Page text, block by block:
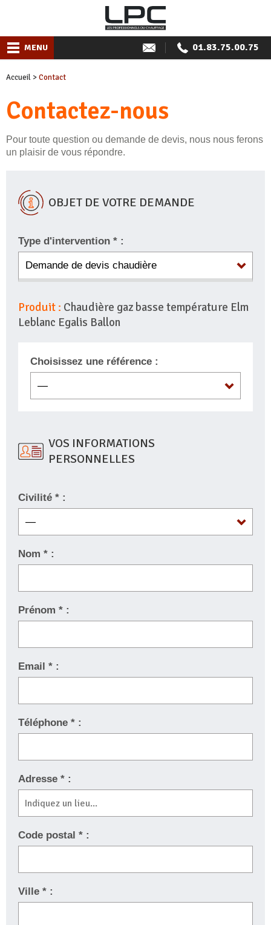
MENU 01.83.75.00.75
Accueil >Contact
Contactez-nous
Pour toute question ou demande de devis, nous nous ferons
un plaisir de vous répondre.
OBJET DE VOTRE DEMANDE
Type d'intervention * :
Produit : Chaudière gaz basse température Elm
Leblanc Egalis Ballon
Choisissez une référence :
VOS INFORMATIONS
PERSONNELLES
Civilité * :
Nom * :
Prénom * :
Email * :
Téléphone * :
Adresse * :
Code postal * :
Ville * :